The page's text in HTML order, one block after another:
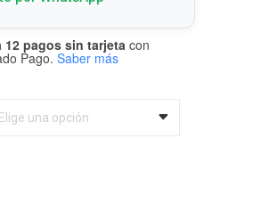
12 pagos sin tarjeta con
Pago. Saber más
Elige una opción